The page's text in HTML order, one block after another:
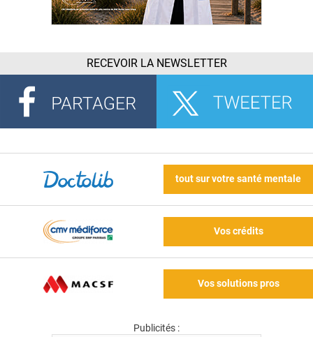
RECEVOIR LA NEWSLETTER
tout sur votre santé mentale
Vos crédits
Vos solutions pros
Publicités :